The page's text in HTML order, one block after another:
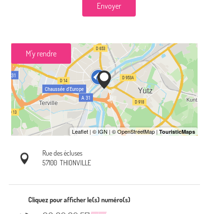
Envoyer
M'y rendre
Rue des écluses
57100 THIONVILLE
Cliquez pour afficher le(s) numéro(s)